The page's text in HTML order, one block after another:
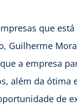
que
Guilherme
a empresa
além da ótima
de